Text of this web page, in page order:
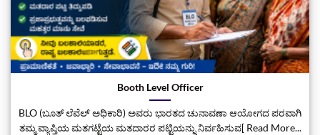
Booth Level Officer
BLO (ಬೂತ್ ಲೆವೆಲ್ ಅಧಿಕಾರಿ) ಅವರು ಭಾರತದ ಚುನಾವಣಾ ಆಯೋಗದ ಪರವಾಗಿ
ತಮ್ಮ ವ್ಯಾಪ್ತಿಯ ಮತಗಟ್ಟೆಯ ಮತದಾರರ ಪಟ್ಟಿಯನ್ನು ನಿರ್ವಹಿಸುವ[ Read More...